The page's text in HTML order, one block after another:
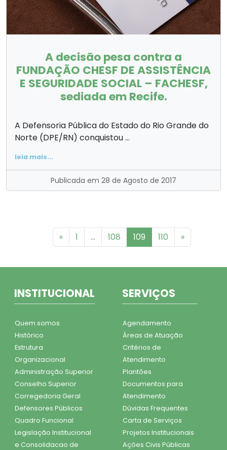
A decisão pesa contra a
FUNDAÇÃO CHESF DE ASSISTÊNCIA
E SEGURIDADE SOCIAL – FACHESF,
sediada em Recife.
A Defensoria Pública do Estado do Rio Grande do
Norte (DPE/RN) conquistou ...
leia mais...
Publicada em 28 de Agosto de 2017
« 1 ... 108 109 110 »
INSTITUCIONAL
Quem somos
Histórico
Estrutura
Organizacional
Administração Superior
Conselho Superior
Corregedoria Geral
Defensores Públicos
Quadro Funcional
Legislação Institucional
e Consolidacao de
SERVIÇOS
Agendamento
Áreas de Atuação
Critérios de
Atendimento
Plantões
Documentos para
Atendimento
Dúvidas Frequentes
Carta de Serviços
Projetos Institucionais
Ações Civis Públicas